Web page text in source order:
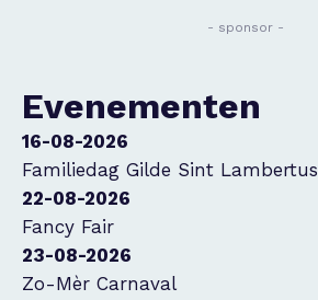
- sponsor -
Evenementen
16-08-2026
Familiedag Gilde Sint Lambertus
22-08-2026
Fancy Fair
23-08-2026
Zo-Mèr Carnaval